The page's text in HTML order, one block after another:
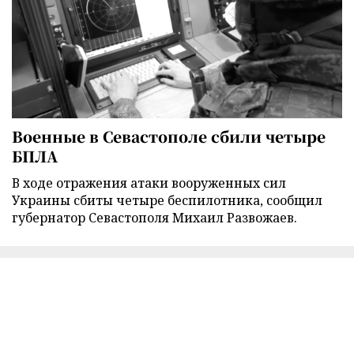
Военные в Севастополе сбили четыре
БПЛА
В ходе отражения атаки вооруженных сил
Украины сбиты четыре беспилотника, сообщил
губернатор Севастополя Михаил Развожаев.